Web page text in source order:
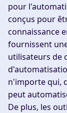
pour
conçus pour
connaissance
fournissent
utilisateurs de
n'importe qui,
peut
De plus, les